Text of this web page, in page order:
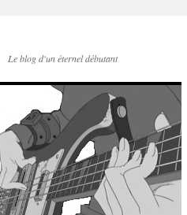
Le blog d'un éternel débutant